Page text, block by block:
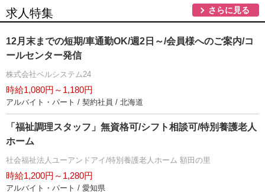
求人特集 さらに見る
12月末までの短期/車通勤OK/週2日～/会員様へのご案内/コ
ールセンター発信
株式会社ベルシステム24
時給1,080円～1,180円
アルバイト・パート / 契約社員 / 北海道
「福祉調理スタッフ」無資格可/シフト相談可/特別養護老人
ホーム
社会福祉法人ユーアンドアイ/特別養護老人ホーム 額田の里
時給1,200円～1,280円
アルバイト・パート / 愛知県